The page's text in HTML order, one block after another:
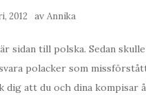
2012 av Annika
sidan till polska. Sedan
polacker som
dig att du och dina kompisar